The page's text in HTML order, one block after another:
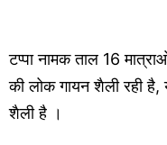
टप्पा नामक ताल 16
की लोक गायन शैली रही है,
शैली है ।